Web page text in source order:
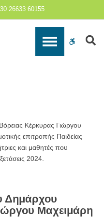
26633 60155
WCAG
Κέρκυρας Γιώργου
επιτροπής Παιδείας
και μαθητές που
2024.
Δημάρχου
Μαχειμάρη